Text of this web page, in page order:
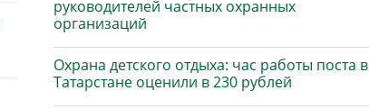
руководителей частных охранных
организаций
Охрана детского отдыха: час работы поста в
Татарстане оценили в 230 рублей